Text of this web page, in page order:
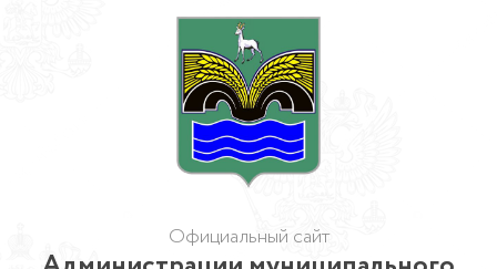
Официальный сайт